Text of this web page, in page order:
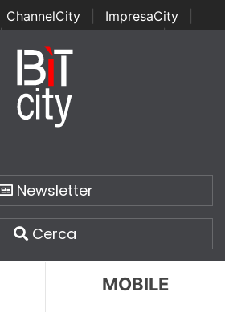
ChannelCity ImpresaCity
Italian Channel Awards | Italian
Italian Security Awards
Newsletter
Cerca
MOBILE